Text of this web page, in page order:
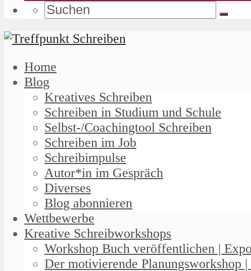
Home
Blog
Kreatives Schreiben
Schreiben in Studium und Schule
Selbst-/Coachingtool Schreiben
Schreiben im Job
Schreibimpulse
Autor*in im Gespräch
Diverses
Blog abonnieren
Wettbewerbe
Kreative Schreibworkshops
Workshop Buch veröffentlichen |
Der motivierende Planungsworkshop